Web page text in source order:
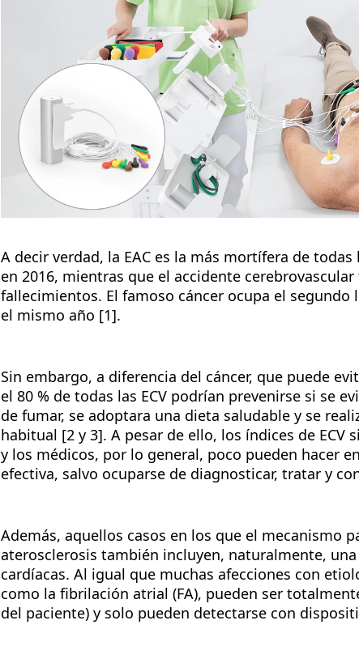
A decir verdad, la EAC es la más mortífera de
en 2016, mientras que el accidente
fallecimientos. El famoso cáncer ocupa el segundo
el mismo año [1].
Sin embargo, a diferencia del cáncer, que puede
el 80 % de todas las ECV podrían prevenirse si se
de fumar, se adoptara una dieta saludable y se
habitual [2 y 3]. A pesar de ello, los índices de ECV
y los médicos, por lo general, poco pueden hacer
efectiva, salvo ocuparse de diagnosticar, tratar y
Además, aquellos casos en los que el mecanismo
aterosclerosis también incluyen, naturalmente,
cardíacas. Al igual que muchas afecciones con
como la fibrilación atrial (FA), pueden ser
del paciente) y solo pueden detectarse con